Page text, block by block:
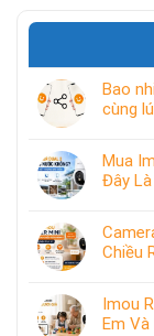
Bao
cùng
Mua
Đây
Chiều
Imou
Em Và